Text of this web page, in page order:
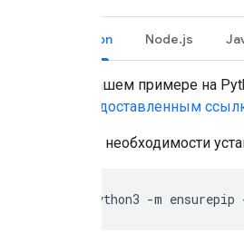
Python Node.js
В нашем примере на
предоставленным
При необходимости
python3 -m ensurepip